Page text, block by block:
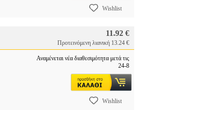
Wishlist
11.92 €
Προτεινόμενη λιανική 13.24 €
Αναμένεται νέα διαθεσιμότητα μετά τις
24-8
Wishlist